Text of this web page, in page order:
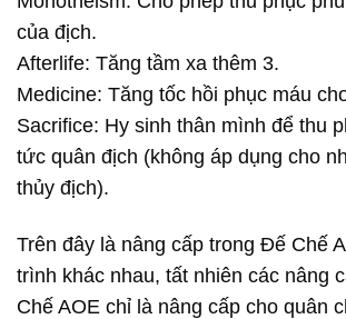
của địch.
Afterlife: Tăng tầm xa thêm 3.
Medicine: Tăng tốc hồi phục máu
Sacrifice: Hy sinh thân mình để thu
tức quân địch (không áp dụng cho
thủy địch).
Trên đây là nâng cấp trong Đế Chế
trình khác nhau, tất nhiên các nâng
Chế AOE chỉ là nâng cấp cho quân